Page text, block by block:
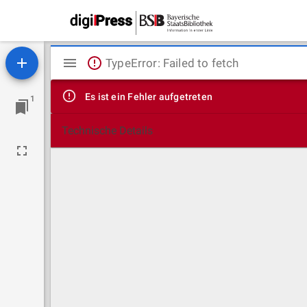
1
Mirador
Viewer
TypeError: Failed to fetch
Es ist ein Fehler aufgetreten
Technische Details